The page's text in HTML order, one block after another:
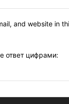
and website in
ответ цифрами: